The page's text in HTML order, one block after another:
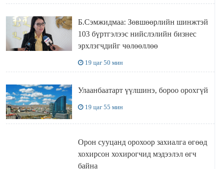
Б.Сэмжидмаа: Зөвшөөрлийн шинжтэй
103 бүртгэлээс нийслэлийн бизнес
эрхлэгчдийг чөлөөллөө
19 цаг 50 мин
Улаанбаатарт үүлшинэ, бороо орохгүй
19 цаг 55 мин
Орон сууцанд орохоор захиалга өгөөд
хохирсон хохирогчид мэдээлэл өгч
байна